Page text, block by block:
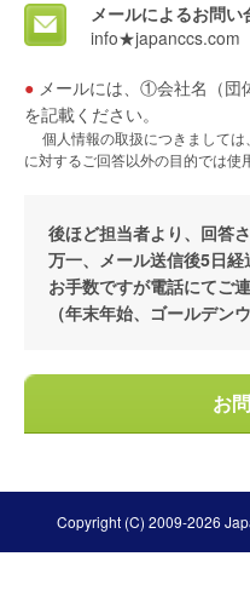
メールによるお問い
info★japanccs.com
● メールには、①会社名（
を記載ください。
個人情報の取扱につきましては
に対するご回答以外の目的では使
後ほど担当者より、回答
万一、メール送信後5日経
お手数ですが電話にてご
（年末年始、ゴールデン
お
Copyright (C) 2009-2026